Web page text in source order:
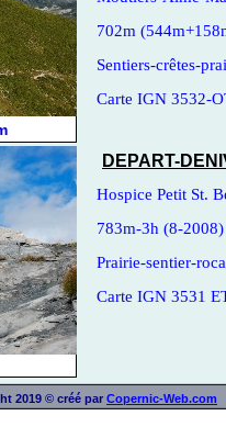
© créé par Copernic-Web.com
DEPART-
702m
Sentiers-crêtes-
Carte IGN 3532-
Hospice Petit St.
783m-3h (8-2008)
Prairie-sentier-
Carte IGN 3531